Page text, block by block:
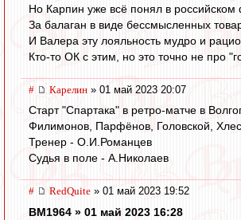
Но Карпин уже всё понял в российском
За балаган в виде бессмысленных
И Валера эту лояльность мудро и
Кто-то ОК с этим, но это точно не про
# Карелин » 01 май 2023 20:07
Старт "Спартака" в ретро-матче в
Филимонов, Парфёнов, Головской,
Тренер - О.И.Романцев
Судья в поле - А.Николаев
# RedQuite » 01 май 2023 19:52
BM1964 » 01 май 2023 16:28